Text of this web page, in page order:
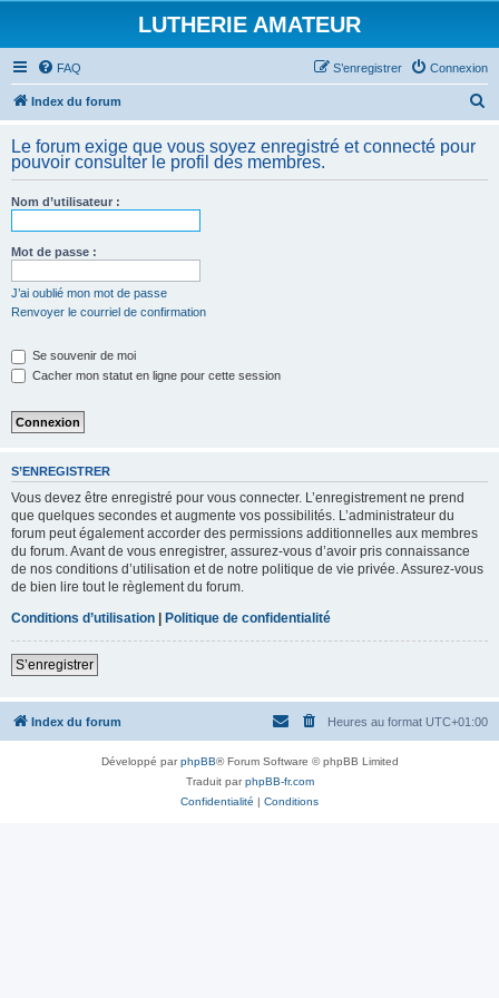
LUTHERIE AMATEUR
FAQ Connexion
S’enregistrer
Index du forum
h
Le forum exige que vous soyez enregistré et connecté pour
pouvoir consulter le profil des membres.
Nom d’utilisateur :
Mot de passe :
J’ai oublié mon mot de passe
Renvoyer le courriel de confirmation
Se souvenir de moi
Cacher mon statut en ligne pour cette session
S’ENREGISTRER
Vous devez être enregistré pour vous connecter. L’enregistrement ne prend
que quelques secondes et augmente vos possibilités. L’administrateur du
forum peut également accorder des permissions additionnelles aux membres
du forum. Avant de vous enregistrer, assurez-vous d’avoir pris connaissance
de nos conditions d’utilisation et de notre politique de vie privée. Assurez-vous
de bien lire tout le règlement du forum.
Conditions d’utilisation | Politique de confidentialité
S’enregistrer
Index du forum Heures au format UTC+01:00
Développé parphpBB® Forum Software © phpBB Limited
Traduit parphpBB-fr.com
Confidentialité | Conditions